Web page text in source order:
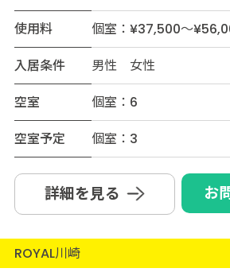
使用料
個室：¥37,500～
入居条件
男性 女性
空室
個室：6
空室予定
個室：3
詳細を見る お
ROYAL川崎